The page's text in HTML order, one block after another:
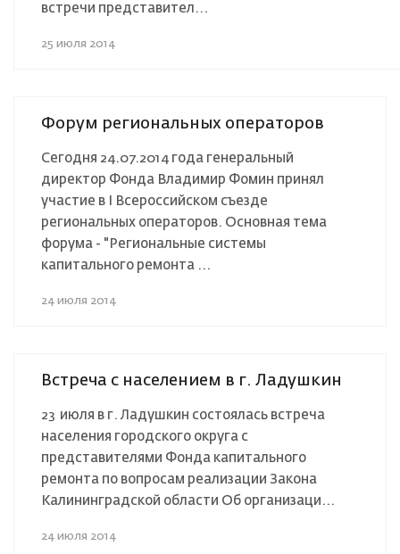
встречи представител...
25 июля 2014
Форум региональных операторов
Сегодня 24.07.2014 года генеральный
директор Фонда Владимир Фомин принял
участие в I Всероссийском съезде
региональных операторов. Основная тема
форума - "Региональные системы
капитального ремонта ...
24 июля 2014
Встреча с населением в г. Ладушкин
23 июля в г. Ладушкин состоялась встреча
населения городского округа с
представителями Фонда капитального
ремонта по вопросам реализации Закона
Калининградской области Об организаци...
24 июля 2014